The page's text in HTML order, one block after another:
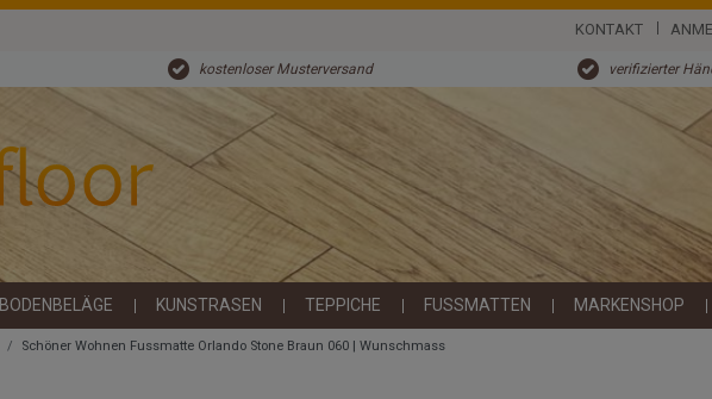
KONTAKT
kostenloser Musterversand verifizierter
BODENBELÄGE KUNSTRASEN TEPPICHE FUSSMATTEN MARKENSHOP
Schöner Wohnen Fussmatte Orlando Stone Braun 060 | Wunschmass